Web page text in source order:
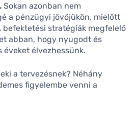
Sokan azonban nem
a pénzügyi jövőjükön, mielőtt
befektetési stratégiák megfelelő
abban, hogy nyugodt és
élvezhessünk.
a tervezésnek? Néhány
figyelembe venni a